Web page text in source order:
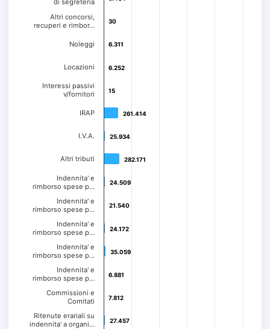
30
30
6.311
6.311
6.252
6.252
15
15
261.414
261.414
25.934
25.934
282.171
282.171
24.509
24.509
21.540
21.540
24.172
24.172
35.059
35.059
6.881
6.881
7.812
7.812
27.457
27.457
Altri concorsi,
recuperi e rimbor…
Noleggi
Locazioni
Interessi passivi
v/fornitori
IRAP
I.V.A.
Altri tributi
Indennita' e
rimborso spese p…
Indennita' e
rimborso spese p…
Indennita' e
rimborso spese p…
Indennita' e
rimborso spese p…
Indennita' e
rimborso spese p…
Commissioni e
Comitati
Ritenute erariali su
indennita' a organi…